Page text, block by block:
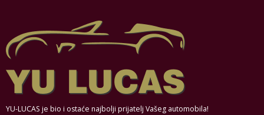
YU-LUCAS je bio i ostaće najbolji prijatelj Vašeg automobila!